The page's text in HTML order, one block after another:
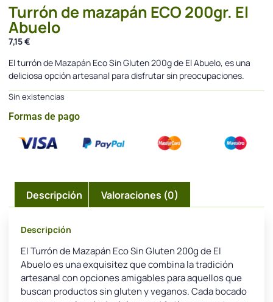
Turrón de mazapán ECO 200gr. El
Abuelo
7,15€
El turrón de Mazapán Eco Sin Gluten 200g de El Abuelo, es una
deliciosa opción artesanal para disfrutar sin preocupaciones.
Sin existencias
Formas de pago
Descripción Valoraciones (0)
Descripción
El Turrón de Mazapán Eco Sin Gluten 200g de El
Abuelo es una exquisitez que combina la tradición
artesanal con opciones amigables para aquellos que
buscan productos sin gluten y veganos. Cada bocado